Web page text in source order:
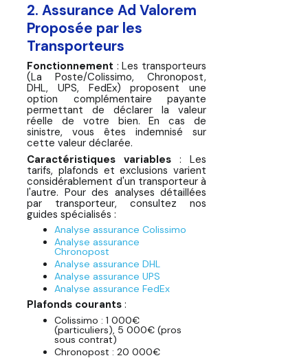
2. Assurance Ad Valorem
Proposée par les
Transporteurs
Fonctionnement : Les transporteurs
(La Poste/Colissimo, Chronopost,
DHL, UPS, FedEx) proposent une
option complémentaire payante
permettant de déclarer la valeur
réelle de votre bien. En cas de
sinistre, vous êtes indemnisé sur
cette valeur déclarée.
Caractéristiques variables : Les
tarifs, plafonds et exclusions varient
considérablement d'un transporteur à
l'autre. Pour des analyses détaillées
par transporteur, consultez nos
guides spécialisés :
Analyse assurance Colissimo
Analyse assurance
Chronopost
Analyse assurance DHL
Analyse assurance UPS
Analyse assurance FedEx
Plafonds courants :
Colissimo : 1 000€
(particuliers), 5 000€ (pros
sous contrat)
Chronopost : 20 000€